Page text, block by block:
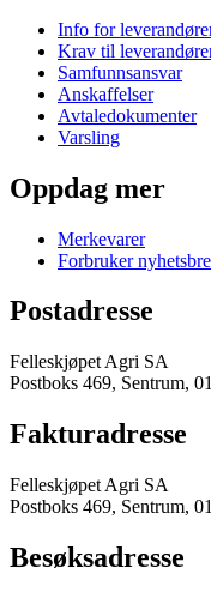
Info for
Krav til
Samfunnsansvar
Anskaffelser
Avtaledokumenter
Varsling
Oppdag mer
Merkevarer
Forbruker
Postadresse
Felleskjøpet Agri SA
Postboks 469, Sentrum,
Fakturadresse
Felleskjøpet Agri SA
Postboks 469, Sentrum,
Besøksadresse